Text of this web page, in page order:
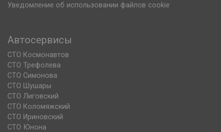
Уведомление об использовании файлов cookie
Автосервисы
СТО Космонавтов
СТО Трефолева
СТО Симонова
СТО Шушары
СТО Лиговский
СТО Коломяжский
СТО Ириновский
СТО Юнона